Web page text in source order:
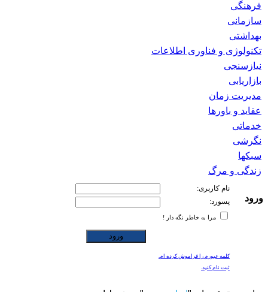
فرهنگی
سازمانی
بهداشتی
تکنولوژی و فناوری اطلاعات
نیازسنجی
بازاریابی
مدیریت زمان
عقاید و باورها
خدماتی
نگرشی
سبکها
زندگی و مرگ
ورود
نام کاربری:
پسورد:
مرا به خاطر نگه دار !
کلمه عبورم را فراموش کرده ام.
ثبت نام کنید.